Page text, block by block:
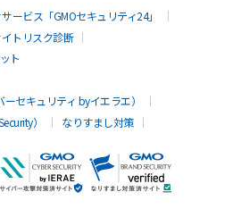
ービス「GMOセキュリティ24」
トリスク診断
ト
セキュリティ byイエラエ）
）
なりすまし対策